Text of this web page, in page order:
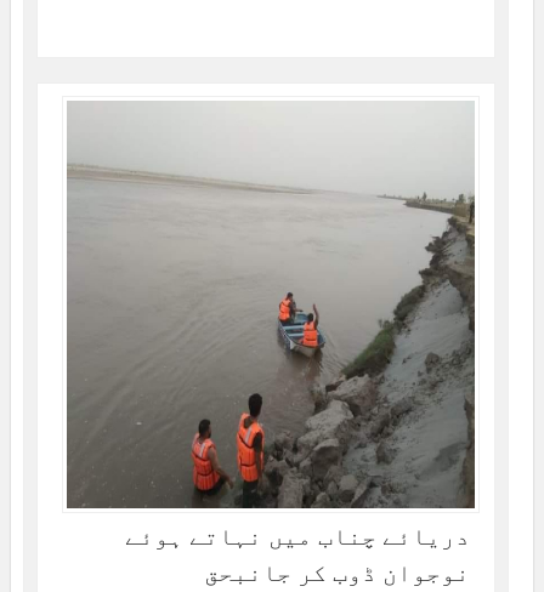
دریائے چناب میں نہاتے ہوئے
نوجوان ڈوب کر جانبحق